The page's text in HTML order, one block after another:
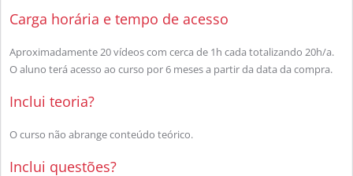
Carga horária e tempo de acesso
Aproximadamente 20 vídeos com cerca de 1h cada totalizando 20h/a.
O aluno terá acesso ao curso por 6 meses a partir da data da compra.
Inclui teoria?
O curso não abrange conteúdo teórico.
Inclui questões?